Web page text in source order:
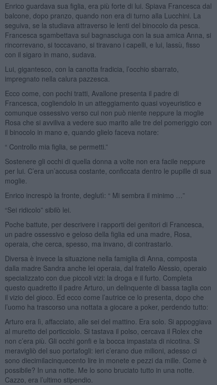
Enrico guardava sua figlia, era più forte di lui. Spiava Francesca dal
balcone, dopo pranzo, quando non era di turno alla Lucchini. La
seguiva, se la studiava attraverso le lenti del binocolo da pesca.
Francesca sgambettava sul bagnasciuga con la sua amica Anna, si
rincorrevano, si toccavano, si tiravano i capelli, e lui, lassù, fisso
con il sigaro in mano, sudava.
Lui, gigantesco, con la canotta fradicia, l’occhio sbarrato,
impregnato nella calura pazzesca.
Ecco come, con pochi tratti, Avallone presenta il padre di
Francesca, cogliendolo in un atteggiamento quasi voyeuristico e
comunque ossessivo verso cui non può niente neppure la moglie
Rosa che si avviliva a vedere suo marito alle tre del pomeriggio con
il binocolo in mano e, quando glielo faceva notare:
“ Controllo mia figlia, se permetti.”
Sostenere gli occhi di quella donna a volte non era facile neppure
per lui. C’era un’accusa costante, conficcata dentro le pupille di sua
moglie.
Enrico increspò la fronte, deglutì: “ Mi sembra il minimo …”
“Sei ridicolo” sibilò lei.
Poche battute, per descrivere i rapporti dei genitori di Francesca,
un padre ossessivo e geloso della figlia ed una madre, Rosa,
operaia, che cerca, spesso, ma invano, di contrastarlo.
Diversa è invece la situazione nella famiglia di Anna, composta
dalla madre Sandra anche lei operaia, dal fratello Alessio, operaio
specializzato con due piccoli vizi: la droga e il furto. Completa
questo quadretto il padre Arturo, un delinquente di bassa taglia con
il vizio del gioco. Ed ecco come l’autrice ce lo presenta, dopo che
l’uomo ha trascorso una nottata a giocare a poker, perdendo tutto:
Arturo era lì, affacciato, alle sei del mattino. Era solo. Si appoggiava
al muretto del porticciolo. Si tastava il polso, cercava il Rolex che
non c’era più. Gli occhi gonfi e la bocca impastata di nicotina. Si
meravigliò del suo portafogli: ieri c’erano due milioni, adesso ci
sono diecimilacinquecento lire in monete e pezzi da mille. Come è
possibile? In una notte. Me lo sono bruciato tutto in una notte.
Cazzo, era l’ultimo stipendio.